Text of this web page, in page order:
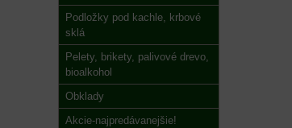
Podložky pod kachle, krbové
sklá
Pelety, brikety, palivové drevo,
bioalkohol
Obklady
Akcie-najpredávanejšie!